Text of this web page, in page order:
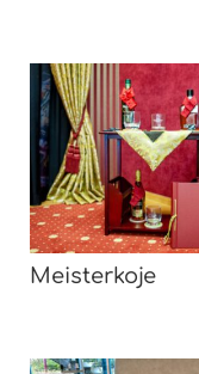
Meisterkoje